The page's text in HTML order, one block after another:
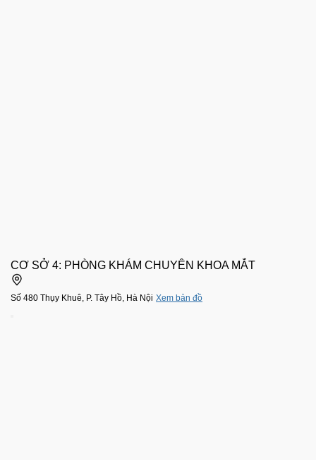
CƠ SỞ 4: PHÒNG KHÁM CHUYÊN KHOA MẮT
Số 480 Thụy Khuê, P. Tây Hồ, Hà Nội Xem bản đồ